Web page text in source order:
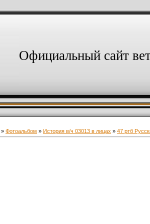
Официальный сайт
» Фотоальбом » История в/ч 03013 в лицах » 47 ртб